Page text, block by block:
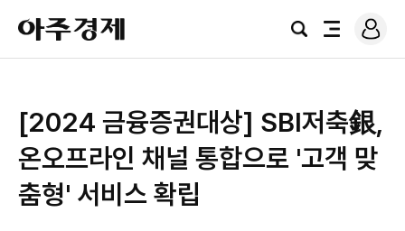
아
주
경
검
전
로
그
[2024 금융증권대상] SBI저축銀,
온오프라인 채널 통합으로 '고객 맞
춤형' 서비스 확립